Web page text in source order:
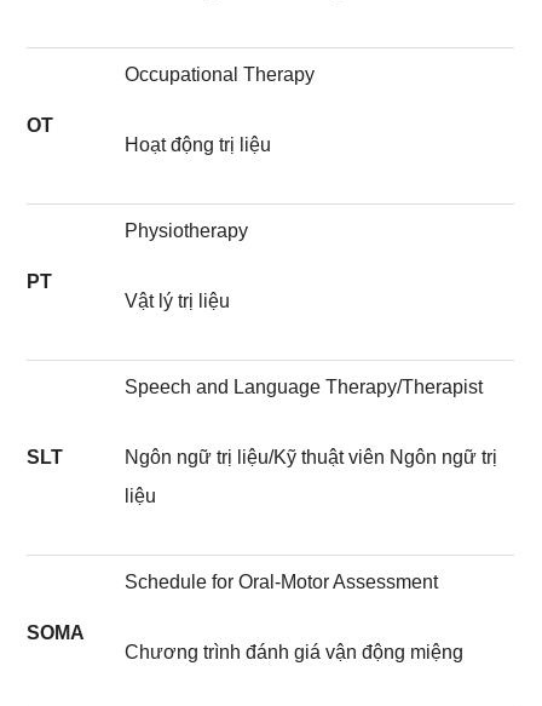
OT
Occupational Therapy
Hoạt động trị liệu
PT
Physiotherapy
Vật lý trị liệu
SLT
Speech and Language Therapy/Therapist
Ngôn ngữ trị liệu/Kỹ thuật viên Ngôn ngữ trị
liệu
SOMA
Schedule for Oral-Motor Assessment
Chương trình đánh giá vận động miệng